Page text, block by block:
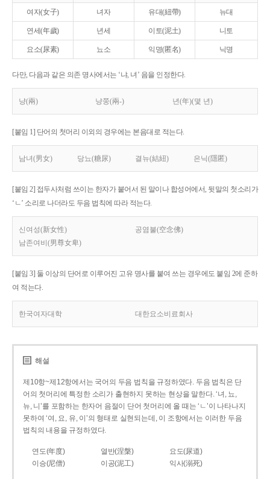
여자(女子) 녀자 유대(紐帶) 뉴대
연세(年歲) 년세 이토(泥土) 니토
요소(尿素) 뇨소 익명(匿名) 닉명
다만, 다음과 같은 의존 명사에서는 ‘냐, 녀’ 음을 인정한다.
냥(兩) 냥쭝(兩-) 년(年)(몇 년)
[붙임 1] 단어의 첫머리 이외의 경우에는 본음대로 적는다.
남녀(男女) 당뇨(糖尿) 결뉴(結紐) 은닉(隱匿)
[붙임 2] 접두사처럼 쓰이는 한자가 붙어서 된 말이나 합성어에서, 뒷말의 첫소리가
‘ㄴ’ 소리로 나더라도 두음 법칙에 따라 적는다.
신여성(新女性)
공염불(空念佛)
남존여비(男尊女卑)
[붙임 3] 둘 이상의 단어로 이루어진 고유 명사를 붙여 쓰는 경우에도 붙임 2에 준하
여 적는다.
한국여자대학 대한요소비료회사
해설
제10항~제12항에서는 국어의 두음 법칙을 규정하였다. 두음 법칙은 단
어의 첫머리에 특정한 소리가 출현하지 못하는 현상을 말한다. ‘녀, 뇨,
뉴, 니’를 포함하는 한자어 음절이 단어 첫머리에 올 때는 ‘ㄴ’이 나타나지
못하여 ‘여, 요, 유, 이’의 형태로 실현되는데, 이 조항에서는 이러한 두음
법칙의 내용을 규정하였다.
연도(年度) 열반(涅槃)
요도(尿道)
이승(尼僧)
이공(泥工) 익사(溺死)